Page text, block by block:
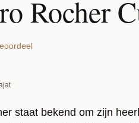
Rocher
staat bekend om zijn